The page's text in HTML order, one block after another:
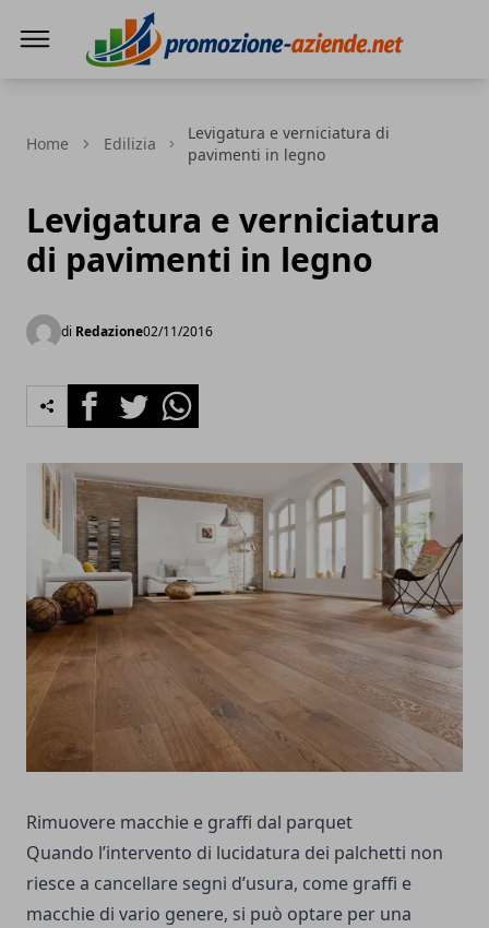
Home Edilizia
Levigatura e verniciatura di
pavimenti in legno
Levigatura e verniciatura
di pavimenti in legno
di Redazione02/11/2016
FacebookTwitterWhatsapp
Rimuovere macchie e graffi dal parquet
Quando l’intervento di lucidatura dei palchetti non
riesce a cancellare segni d’usura, come graffi e
macchie di vario genere, si può optare per una